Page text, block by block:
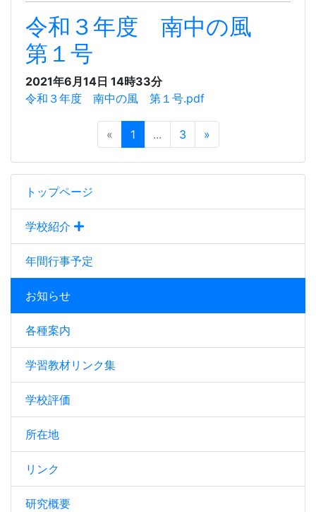
トップページ
学校紹介
年間行事予定
お知らせ
各種案内
学習教材リンク集
学校評価
所在地
リンク
研究概要
令和３年度 南中の風
第１号
2021年6月14日 14時33分
令和３年度 南中の風 第１号.pdf
« 1 ... 3 »